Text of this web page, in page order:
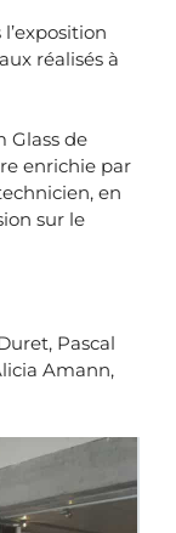
réalisés à
Glass de
enrichie par
en
sur le
Pascal
Amann,